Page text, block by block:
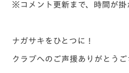
※コメント更新まで、時間が掛
ナガサキをひとつに！
クラブへのご声援ありがとうご